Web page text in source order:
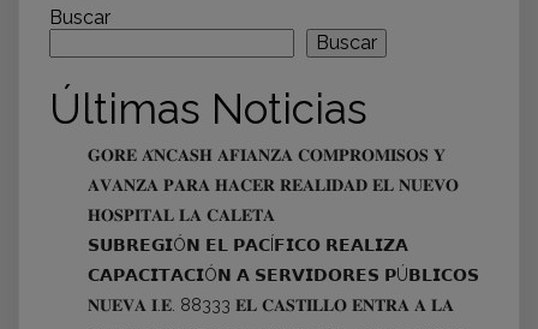
Buscar
Buscar
Últimas Noticias
𝐆𝐎𝐑𝐄 𝐀́𝐍𝐂𝐀𝐒𝐇 𝐀𝐅𝐈𝐀𝐍𝐙𝐀 𝐂𝐎𝐌𝐏𝐑𝐎𝐌𝐈𝐒𝐎𝐒 𝐘
𝐀𝐕𝐀𝐍𝐙𝐀 𝐏𝐀𝐑𝐀 𝐇𝐀𝐂𝐄𝐑 𝐑𝐄𝐀𝐋𝐈𝐃𝐀𝐃 𝐄𝐋 𝐍𝐔𝐄𝐕𝐎
𝐇𝐎𝐒𝐏𝐈𝐓𝐀𝐋 𝐋𝐀 𝐂𝐀𝐋𝐄𝐓𝐀
𝗦𝗨𝗕𝗥𝗘𝗚𝗜Ó𝗡 𝗘𝗟 𝗣𝗔𝗖Í𝗙𝗜𝗖𝗢 𝗥𝗘𝗔𝗟𝗜𝗭𝗔
𝗖𝗔𝗣𝗔𝗖𝗜𝗧𝗔𝗖𝗜Ó𝗡 𝗔 𝗦𝗘𝗥𝗩𝗜𝗗𝗢𝗥𝗘𝗦 𝗣Ú𝗕𝗟𝗜𝗖𝗢𝗦
𝐍𝐔𝐄𝐕𝐀 𝐈.𝐄. 88333 𝐄𝐋 𝐂𝐀𝐒𝐓𝐈𝐋𝐋𝐎 𝐄𝐍𝐓𝐑𝐀 𝐀 𝐋𝐀